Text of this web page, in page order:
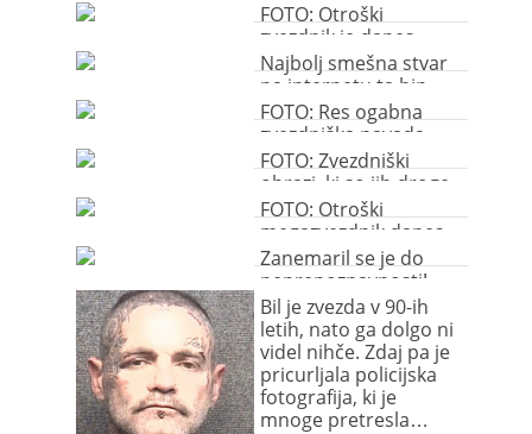
FOTO: Otroški
zvezdnik je danes
neprepoznaven!
Najbolj smešna stvar
na internetu ta hip
FOTO: Res ogabna
zvezdniška navada
FOTO: Zvezdniški
obrazi, ki so jih droge
vidno spremenile
FOTO: Otroški
megazvezdnik danes
neprepoznaven
Zanemaril se je do
neprepoznavnosti!
Bil je zvezda v 90-ih
letih, nato ga dolgo ni
videl nihče. Zdaj pa je
pricurljala policijska
fotografija, ki je
mnoge pretresla…